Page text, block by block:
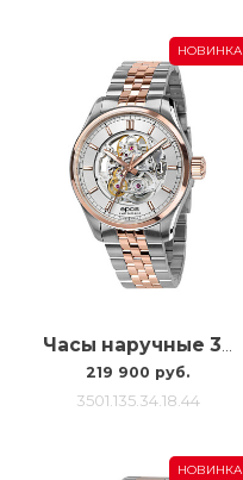
НОВИНКА
219 900 руб.
3501.135.34.18.44
НОВИНКА